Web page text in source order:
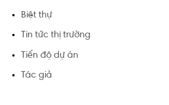
Biệt thự
Tin tức thị trường
Tiến độ dự án
Tác giả